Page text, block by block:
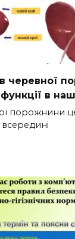
черевної
в
порожнини